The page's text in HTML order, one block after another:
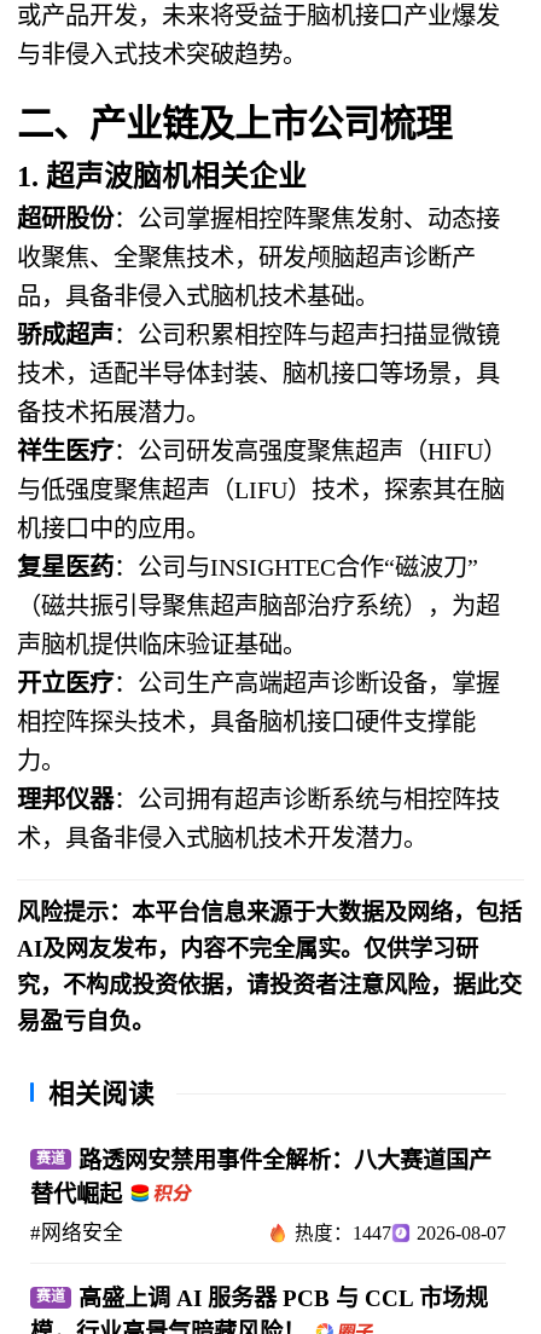
或产品开发，未来将受益于脑机接口产业爆发
与非侵入式技术突破趋势。
二、产业链及上市公司梳理
1. 超声波脑机相关企业
超研股份：公司掌握相控阵聚焦发射、动态接
收聚焦、全聚焦技术，研发颅脑超声诊断产
品，具备非侵入式脑机技术基础。
骄成超声：公司积累相控阵与超声扫描显微镜
技术，适配半导体封装、脑机接口等场景，具
备技术拓展潜力。
祥生医疗：公司研发高强度聚焦超声（HIFU）
与低强度聚焦超声（LIFU）技术，探索其在脑
机接口中的应用。
复星医药：公司与INSIGHTEC合作“磁波刀”
（磁共振引导聚焦超声脑部治疗系统），为超
声脑机提供临床验证基础。
开立医疗：公司生产高端超声诊断设备，掌握
相控阵探头技术，具备脑机接口硬件支撑能
力。
理邦仪器：公司拥有超声诊断系统与相控阵技
术，具备非侵入式脑机技术开发潜力。
风险提示：本平台信息来源于大数据及网络，包括
AI及网友发布，内容不完全属实。仅供学习研
究，不构成投资依据，请投资者注意风险，据此交
易盈亏自负。
相关阅读
赛道
路透网安禁用事件全解析：八大赛道国产
替代崛起
#网络安全 热度：1447 2026-08-07
赛道
高盛上调 AI 服务器 PCB 与 CCL 市场规